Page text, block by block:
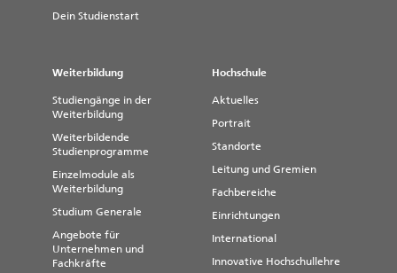
Dein Studienstart
Weiterbildung
Studiengänge in der
Weiterbildung
Weiterbildende
Studienprogramme
Einzelmodule als
Weiterbildung
Studium Generale
Angebote für
Unternehmen und
Fachkräfte
Hochschule
Aktuelles
Portrait
Standorte
Leitung und Gremien
Fachbereiche
Einrichtungen
International
Innovative Hochschullehre